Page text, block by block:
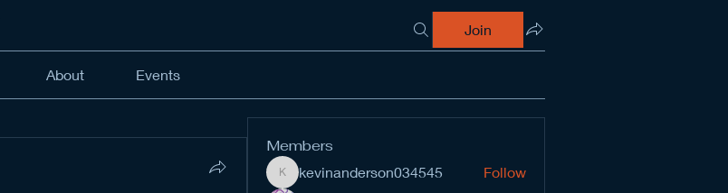
Join
About Events
Members
kevinanderson034545
kevinanderson034545 Follow